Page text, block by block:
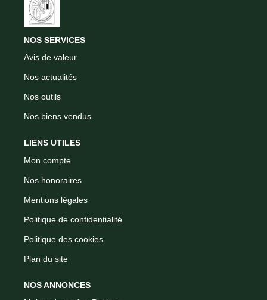
NOS SERVICES
Avis de valeur
Nos actualités
Nos outils
Nos biens vendus
LIENS UTILES
Mon compte
Nos honoraires
Mentions légales
Politique de confidentialité
Politique des cookies
Plan du site
NOS ANNONCES